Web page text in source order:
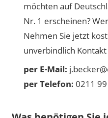
möchten auf
Nr. 1 erscheinen?
Nehmen Sie jetzt
unverbindlich
per E-Mail:
per Telefon: 0211